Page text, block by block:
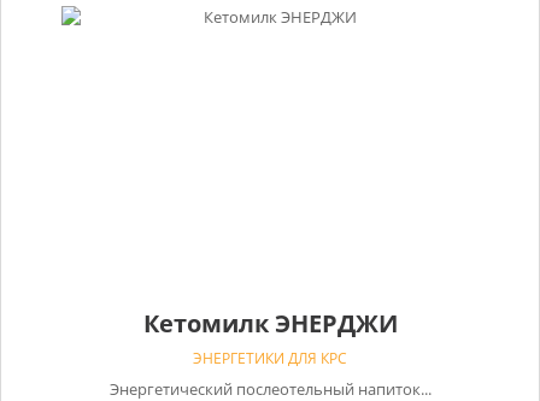
Кетомилк ЭНЕРДЖИ
ЭНЕРГЕТИКИ ДЛЯ КРС
Энергетический послеотельный напиток...